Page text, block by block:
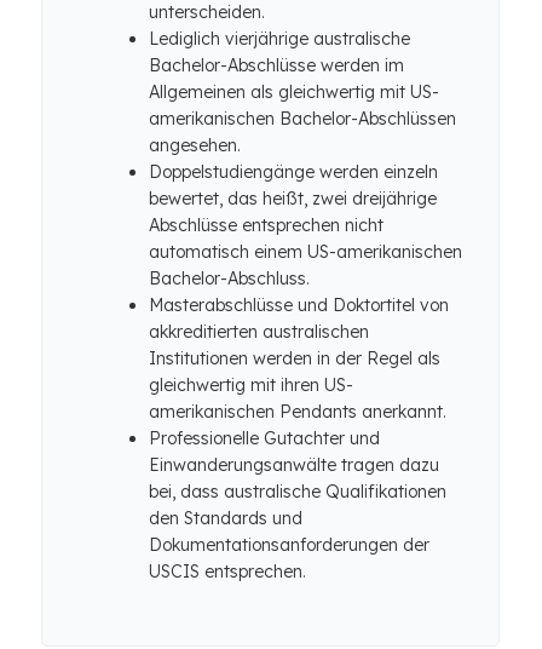
unterscheiden.
Lediglich vierjährige australische
Bachelor-Abschlüsse werden im
Allgemeinen als gleichwertig mit US-
amerikanischen Bachelor-Abschlüssen
angesehen.
Doppelstudiengänge werden einzeln
bewertet, das heißt, zwei dreijährige
Abschlüsse entsprechen nicht
automatisch einem US-amerikanischen
Bachelor-Abschluss.
Masterabschlüsse und Doktortitel von
akkreditierten australischen
Institutionen werden in der Regel als
gleichwertig mit ihren US-
amerikanischen Pendants anerkannt.
Professionelle Gutachter und
Einwanderungsanwälte tragen dazu
bei, dass australische Qualifikationen
den Standards und
Dokumentationsanforderungen der
USCIS entsprechen.